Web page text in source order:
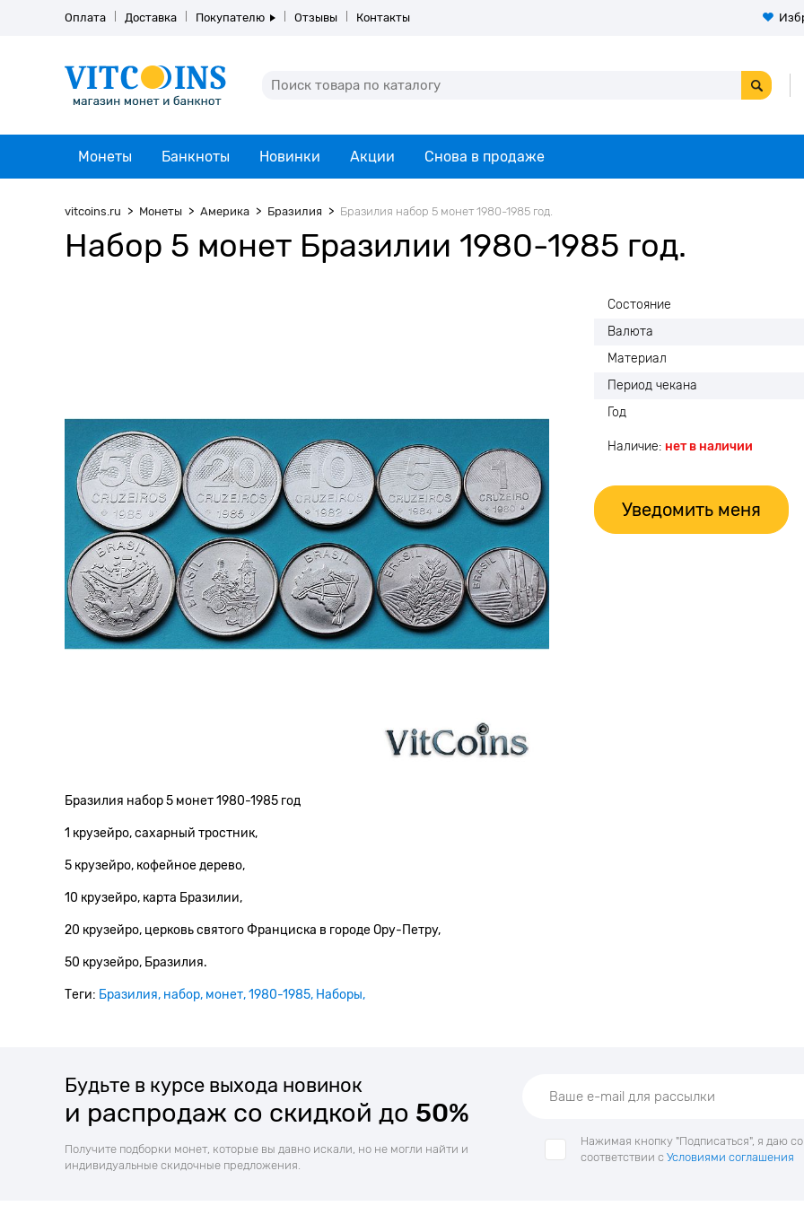
Оплата Доставка Покупателю Отзывы Контакты
Монеты Банкноты Новинки Акции Снова в продаже
vitcoins.ru Монеты Америка Бразилия Бразилия набор 5 монет 1980-1985 год.
Набор 5 монет Бразилии 1980-1985 год.
Состояние
Валюта
Материал
Период чекана
Год
Наличие: нет в наличии
Уведомить меня
Бразилия набор 5 монет 1980-1985 год
1 крузейро, сахарный тростник,
5 крузейро, кофейное дерево,
10 крузейро, карта Бразилии,
20 крузейро, церковь святого Франциска в городе Ору-Петру,
50 крузейро, Бразилия.
Теги: Бразилия набор монет 1980-1985 Наборы
Будьте в курсе выхода новинок
и распродаж со скидкой до 50%
Получите подборки монет, которые вы давно искали, но не могли найти и
индивидуальные скидочные предложения.
Нажимая кнопку "Подписаться", я даю
соответствии с Условиями соглашения